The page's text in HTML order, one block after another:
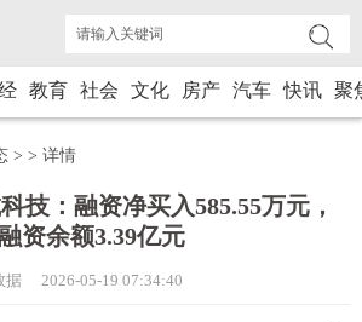
教育 社会 文化 房产 汽车 快讯 聚
> > 详情
技：融资净买入585.55万元，
资余额3.39亿元
据 2026-05-19 07:34:40